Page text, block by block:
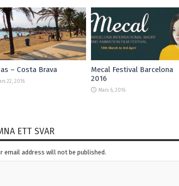
– Costa Brava
22, 2016
Mecal Festival Barcelona
2016
Mars 6, 2016
ETT SVAR
email address will not be published.